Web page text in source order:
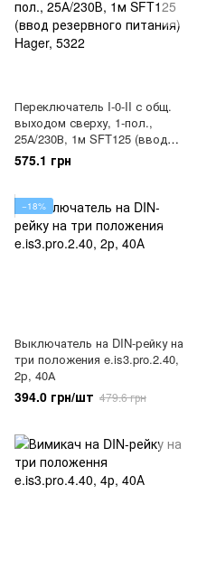
Переключатель I-0-II с общ.
выходом сверху, 1-пол.,
25А/230В, 1м SFT125 (ввод
резервного питания) Hager,
5322
575.1 грн
−18%
Выключатель на DIN-рейку на
три положения e.is3.pro.2.40,
2р, 40А
394.0 грн/шт 479.6 грн